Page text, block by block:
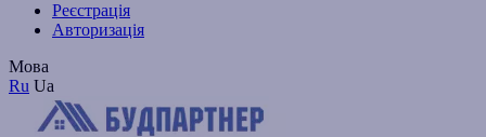
Реєстрація
Авторизація
Мова
Ru Ua